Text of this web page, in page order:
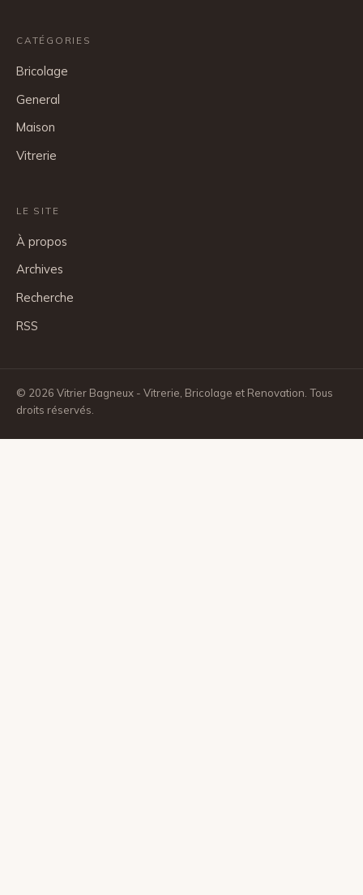
CATÉGORIES
Bricolage
General
Maison
Vitrerie
LE SITE
À propos
Archives
Recherche
RSS
© 2026 Vitrier Bagneux - Vitrerie, Bricolage et Renovation. Tous
droits réservés.